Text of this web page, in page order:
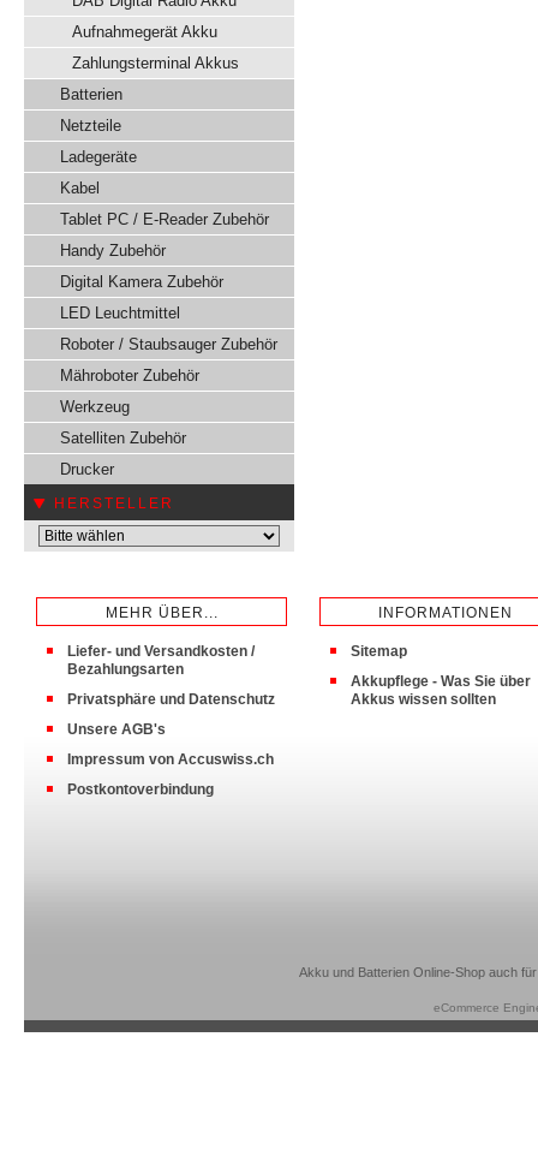
Aufnahmegerät Akku
Zahlungsterminal Akkus
Batterien
Netzteile
Ladegeräte
Kabel
Tablet PC / E-Reader Zubehör
Handy Zubehör
Digital Kamera Zubehör
LED Leuchtmittel
Roboter / Staubsauger Zubehör
Mähroboter Zubehör
Werkzeug
Satelliten Zubehör
Drucker
HERSTELLER
MEHR ÜBER...
Liefer- und Versandkosten /
Bezahlungsarten
Privatsphäre und Datenschutz
Unsere AGB's
Impressum von Accuswiss.ch
Postkontoverbindung
INFORMATIONEN
Sitemap
Akkupflege - Was Sie über
Akkus wissen sollten
Akku und Batterien Online-Shop auch
eCommerce